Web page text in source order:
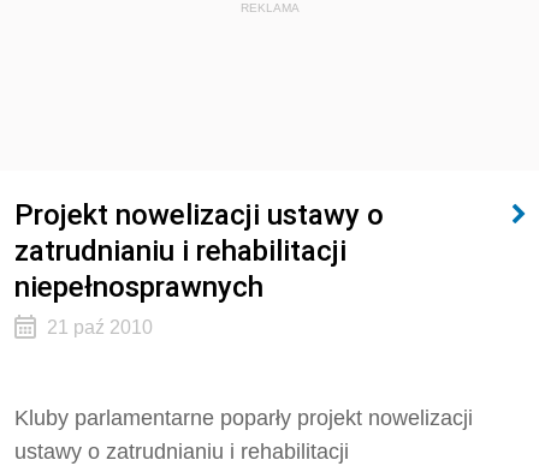
REKLAMA
Projekt nowelizacji ustawy o
zatrudnianiu i rehabilitacji
niepełnosprawnych
21 paź 2010
Kluby parlamentarne poparły projekt nowelizacji
ustawy o zatrudnianiu i rehabilitacji